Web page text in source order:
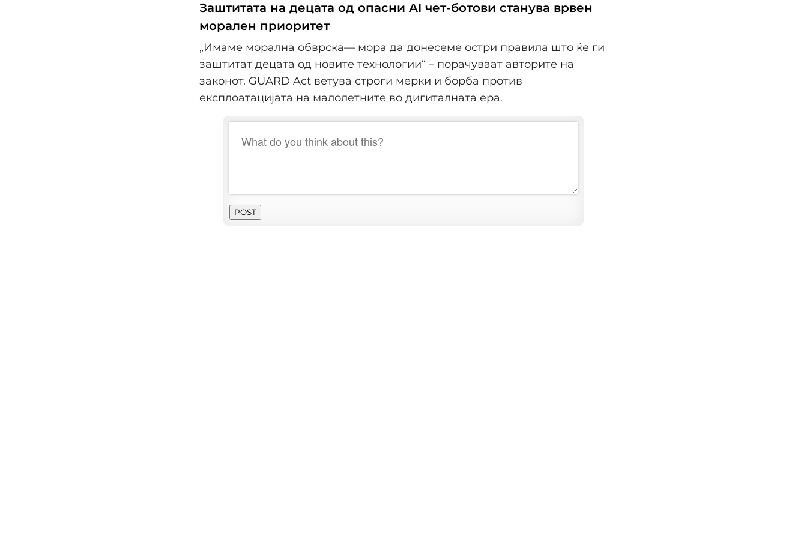
Заштитата на децата од опасни AI чет-ботови станува врвен
морален приоритет
„Имаме морална обврска— мора да донесеме остри правила што ќе ги
заштитат децата од новите технологии“ – порачуваат авторите на
законот. GUARD Act ветува строги мерки и борба против
експлоатацијата на малолетните во дигиталната ера.
POST